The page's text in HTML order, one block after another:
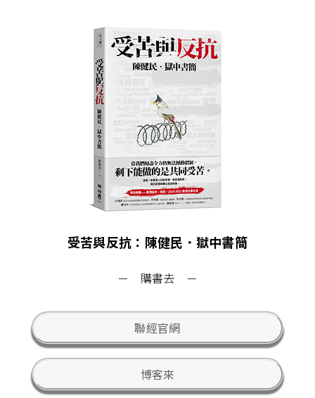
受苦與反抗：陳健民．獄中書簡
－ 購書去 －
聯經官網
博客來